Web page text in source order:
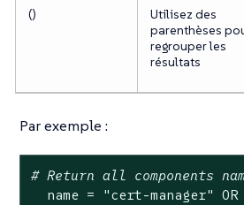
()
Utilisez des
parenthèses
regrouper les
résultats
Par exemple :
# Return all components
name = "cert-manager" OR